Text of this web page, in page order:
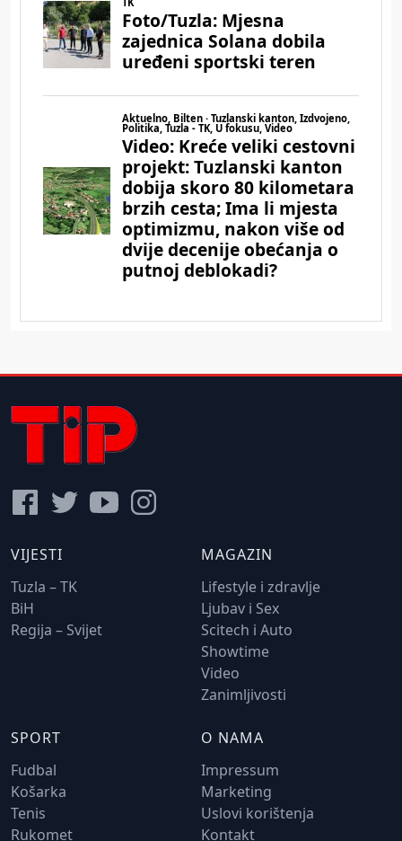
VIJESTI
Tuzla – TK
BiH
Regija – Svijet
MAGAZIN
Lifestyle i zdravlje
Ljubav i Sex
Scitech i Auto
Showtime
Video
Zanimljivosti
SPORT
Fudbal
Košarka
Tenis
Rukomet
O NAMA
Impressum
Marketing
Uslovi korištenja
Kontakt